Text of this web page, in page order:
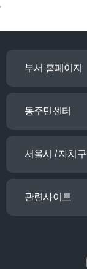
부서 홈페이지
동주민센터
서울시 / 자치구
관련사이트